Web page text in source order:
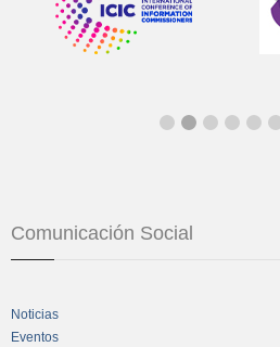
Comunicación Social
Noticias
Eventos